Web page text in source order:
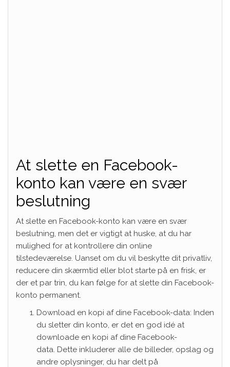
At slette en Facebook-
konto kan være en svær
beslutning
At slette en Facebook-konto kan være en svær
beslutning, men det er vigtigt at huske, at du har
mulighed for at kontrollere din online
tilstedeværelse. Uanset om du vil beskytte dit privatliv,
reducere din skærmtid eller blot starte på en frisk, er
der et par trin, du kan følge for at slette din Facebook-
konto permanent.
Download en kopi af dine Facebook-data: Inden
du sletter din konto, er det en god idé at
downloade en kopi af dine Facebook-
data. Dette inkluderer alle de billeder, opslag og
andre oplysninger, du har delt på